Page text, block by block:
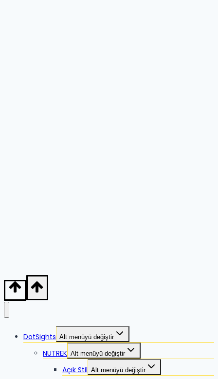
DotSights Alt menüyü değiştir
NUTREK Alt menüyü değiştir
Açık Stil Alt menüyü değiştir